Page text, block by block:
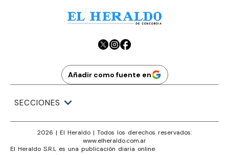
Añadir como fuente en
SECCIONES
2026 | El Heraldo | Todos los derechos reservados:
www.elheraldo.com.ar
El Heraldo S.R.L es una publicación diaria online·